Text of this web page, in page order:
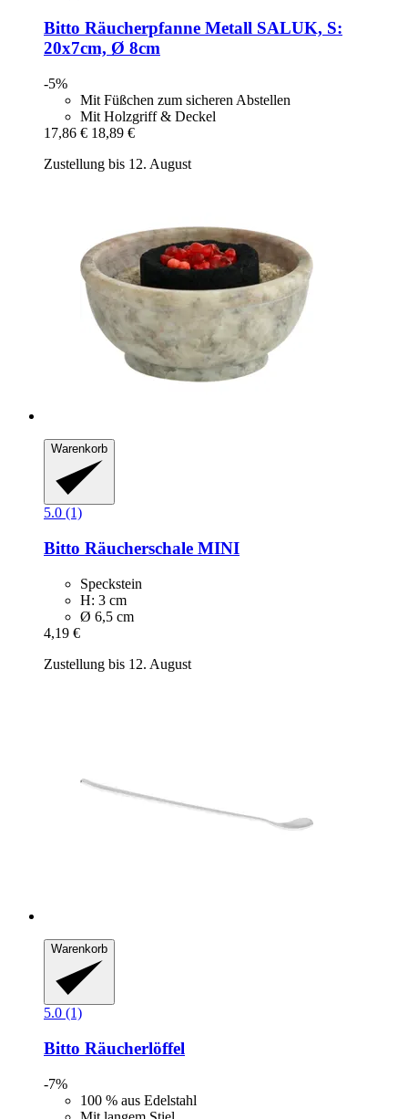
Bitto Räucherpfanne Metall SALUK, S:
20x7cm, Ø 8cm
-5%
Mit Füßchen zum sicheren Abstellen
Mit Holzgriff & Deckel
17,86 € 18,89 €
Zustellung bis 12. August
Warenkorb
5.0 (1)
Bitto Räucherschale MINI
Speckstein
H: 3 cm
Ø 6,5 cm
4,19 €
Zustellung bis 12. August
Warenkorb
5.0 (1)
Bitto Räucherlöffel
-7%
100 % aus Edelstahl